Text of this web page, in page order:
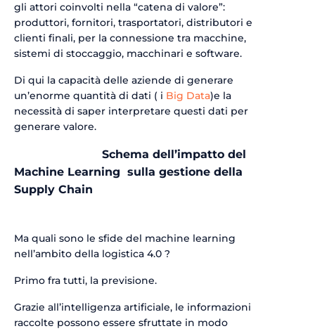
gli attori coinvolti nella “catena di valore”:
produttori, fornitori, trasportatori, distributori e
clienti finali, per la connessione tra macchine,
sistemi di stoccaggio, macchinari e software.
Di qui la capacità delle aziende di generare
un’enorme quantità di dati ( i Big Data)e la
necessità di saper interpretare questi dati per
generare valore.
Schema dell’impatto del
Machine Learning sulla gestione della
Supply Chain
Ma quali sono le sfide del machine learning
nell’ambito della logistica 4.0 ?
Primo fra tutti, la previsione.
Grazie all’intelligenza artificiale, le informazioni
raccolte possono essere sfruttate in modo